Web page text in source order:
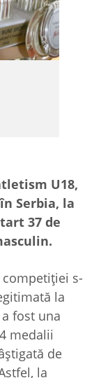
U18,
Serbia, la
37 de
s-
la
fost una
medalii
de
la